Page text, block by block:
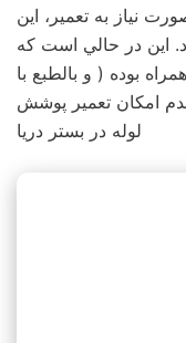
نياز به تعمير، اين
اين در حالي است كه
بوده ( و بالطبع با
امكان تعمير پوشش
لوله در بستر دريا